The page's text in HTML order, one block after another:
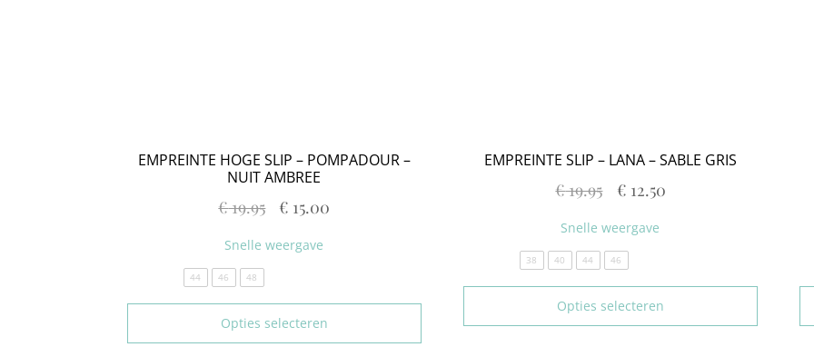
EMPREINTE HOGE SLIP – POMPADOUR –
NUIT AMBREE
€19.95 € 15.00
Opties selecteren
Snelle weergave
44 46 48
EMPREINTE SLIP – LANA – SABLE GRIS
€19.95 € 12.50
Opties selecteren
Snelle weergave
38 40 44 46